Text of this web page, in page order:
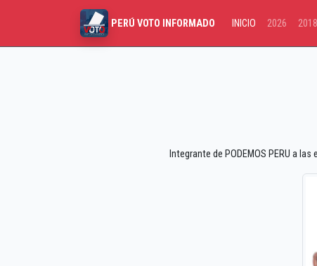
PERÚ VOTO INFORMADO INICIO 2026 2018
Integrante de PODEMOS PERU a